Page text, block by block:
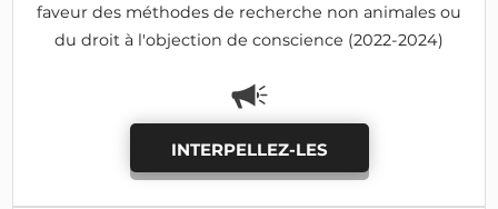
faveur des méthodes de recherche non animales ou
du droit à l'objection de conscience (2022-2024)
INTERPELLEZ-LES